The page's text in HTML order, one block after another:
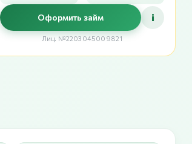
Оформить займ i
Лиц. №2203045009821